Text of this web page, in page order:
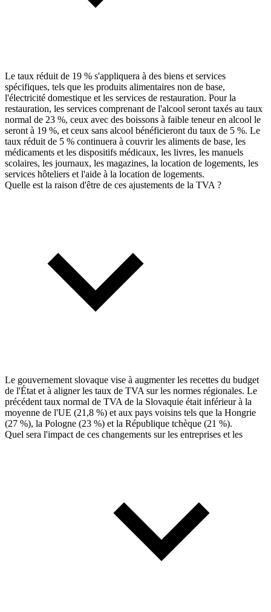
Le taux réduit de 19 % s'appliquera à des biens et services
spécifiques, tels que les produits alimentaires non de base,
l'électricité domestique et les services de restauration. Pour la
restauration, les services comprenant de l'alcool seront taxés au taux
normal de 23 %, ceux avec des boissons à faible teneur en alcool le
seront à 19 %, et ceux sans alcool bénéficieront du taux de 5 %. Le
taux réduit de 5 % continuera à couvrir les aliments de base, les
médicaments et les dispositifs médicaux, les livres, les manuels
scolaires, les journaux, les magazines, la location de logements, les
services hôteliers et l'aide à la location de logements.
Quelle est la raison d'être de ces ajustements de la TVA ?
Le gouvernement slovaque vise à augmenter les recettes du budget
de l'État et à aligner les taux de TVA sur les normes régionales. Le
précédent taux normal de TVA de la Slovaquie était inférieur à la
moyenne de l'UE (21,8 %) et aux pays voisins tels que la Hongrie
(27 %), la Pologne (23 %) et la République tchèque (21 %).
Quel sera l'impact de ces changements sur les entreprises et les